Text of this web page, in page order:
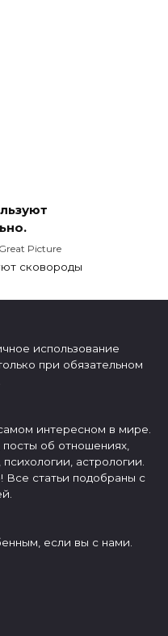
Great Picture
сковороды
использование
при обязательном
интересном в мире.
об отношениях,
астрологии.
статьи подобраны с
если вы с нами.